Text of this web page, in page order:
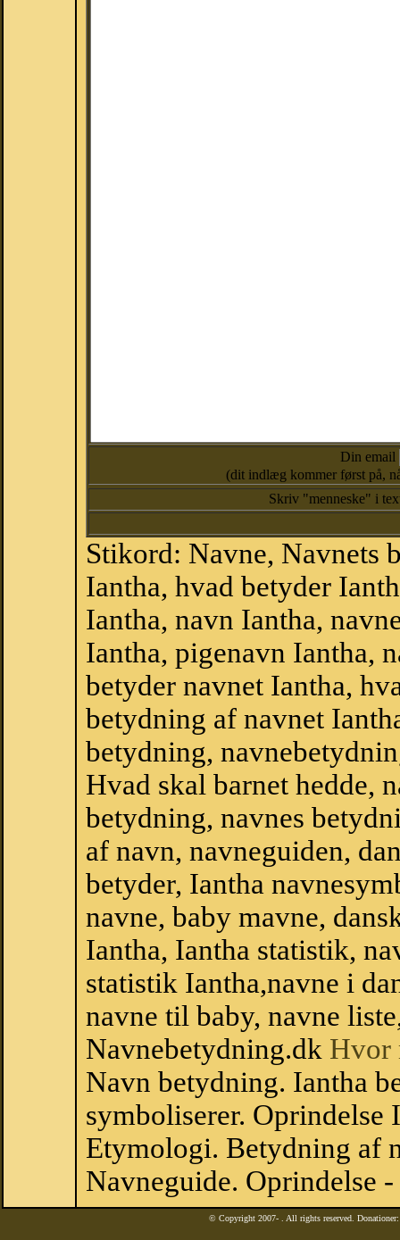
Din email
(dit indlæg kommer først på,
Skriv "menneske" i
Stikord: Navne, Navnets
Iantha, hvad betyder
Iantha, navn Iantha,
Iantha, pigenavn Iantha,
betyder navnet Iantha,
betydning af navnet
betydning,
Hvad skal barnet hedde,
betydning, navnes
af navn, navneguiden,
betyder, Iantha
navne, baby mavne,
Iantha, Iantha statistik,
statistik Iantha,navne i
navne til baby, navne
Navnebetydning.dk Hvor
Navn betydning. Iantha
symboliserer. Oprindelse
Etymologi. Betydning af
Navneguide. Oprindelse
© Copyright 2007- . All rights reserved.